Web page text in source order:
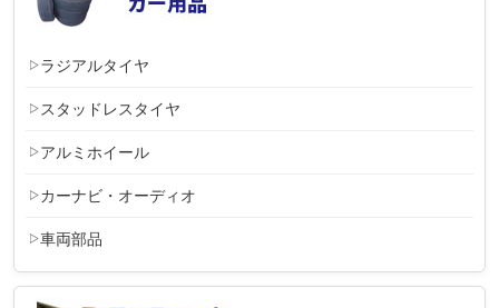
ラジアルタイヤ
スタッドレスタイヤ
アルミホイール
カーナビ・オーディオ
車両部品